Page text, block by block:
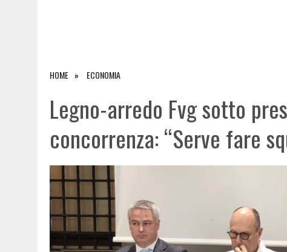
HOME ECONOMIA
Legno-arredo Fvg sotto
concorrenza: “Serve fare